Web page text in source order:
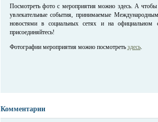
Посмотреть фото с мероприятия можно здесь. А
увлекательные события, принимаемые
новостями в социальных сетях и на официальном
присоединяйтесь!
Фотографии мероприятия можно посмотреть здесь.
Комментарии